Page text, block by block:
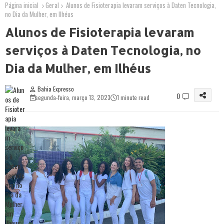
Página inicial Geral
Alunos de Fisioterapia levaram serviços à Daten Tecnologia,
no Dia da Mulher, em Ilhéus
Alunos de Fisioterapia levaram
serviços à Daten Tecnologia, no
Dia da Mulher, em Ilhéus
Bahia Expresso
segunda-feira, março 13, 2023
1 minute read 0